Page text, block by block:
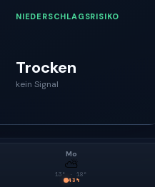
NIEDERSCHLAGSRISIKO
Trocken
kein Signal
Mo
⛅
13° · 18°
43%